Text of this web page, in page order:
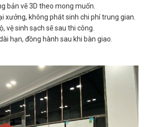
bản vẽ 3D theo mong muốn.
xưởng, không phát sinh chi phí trung gian.
vệ sinh sạch sẽ sau thi công.
hạn, đồng hành sau khi bàn giao.